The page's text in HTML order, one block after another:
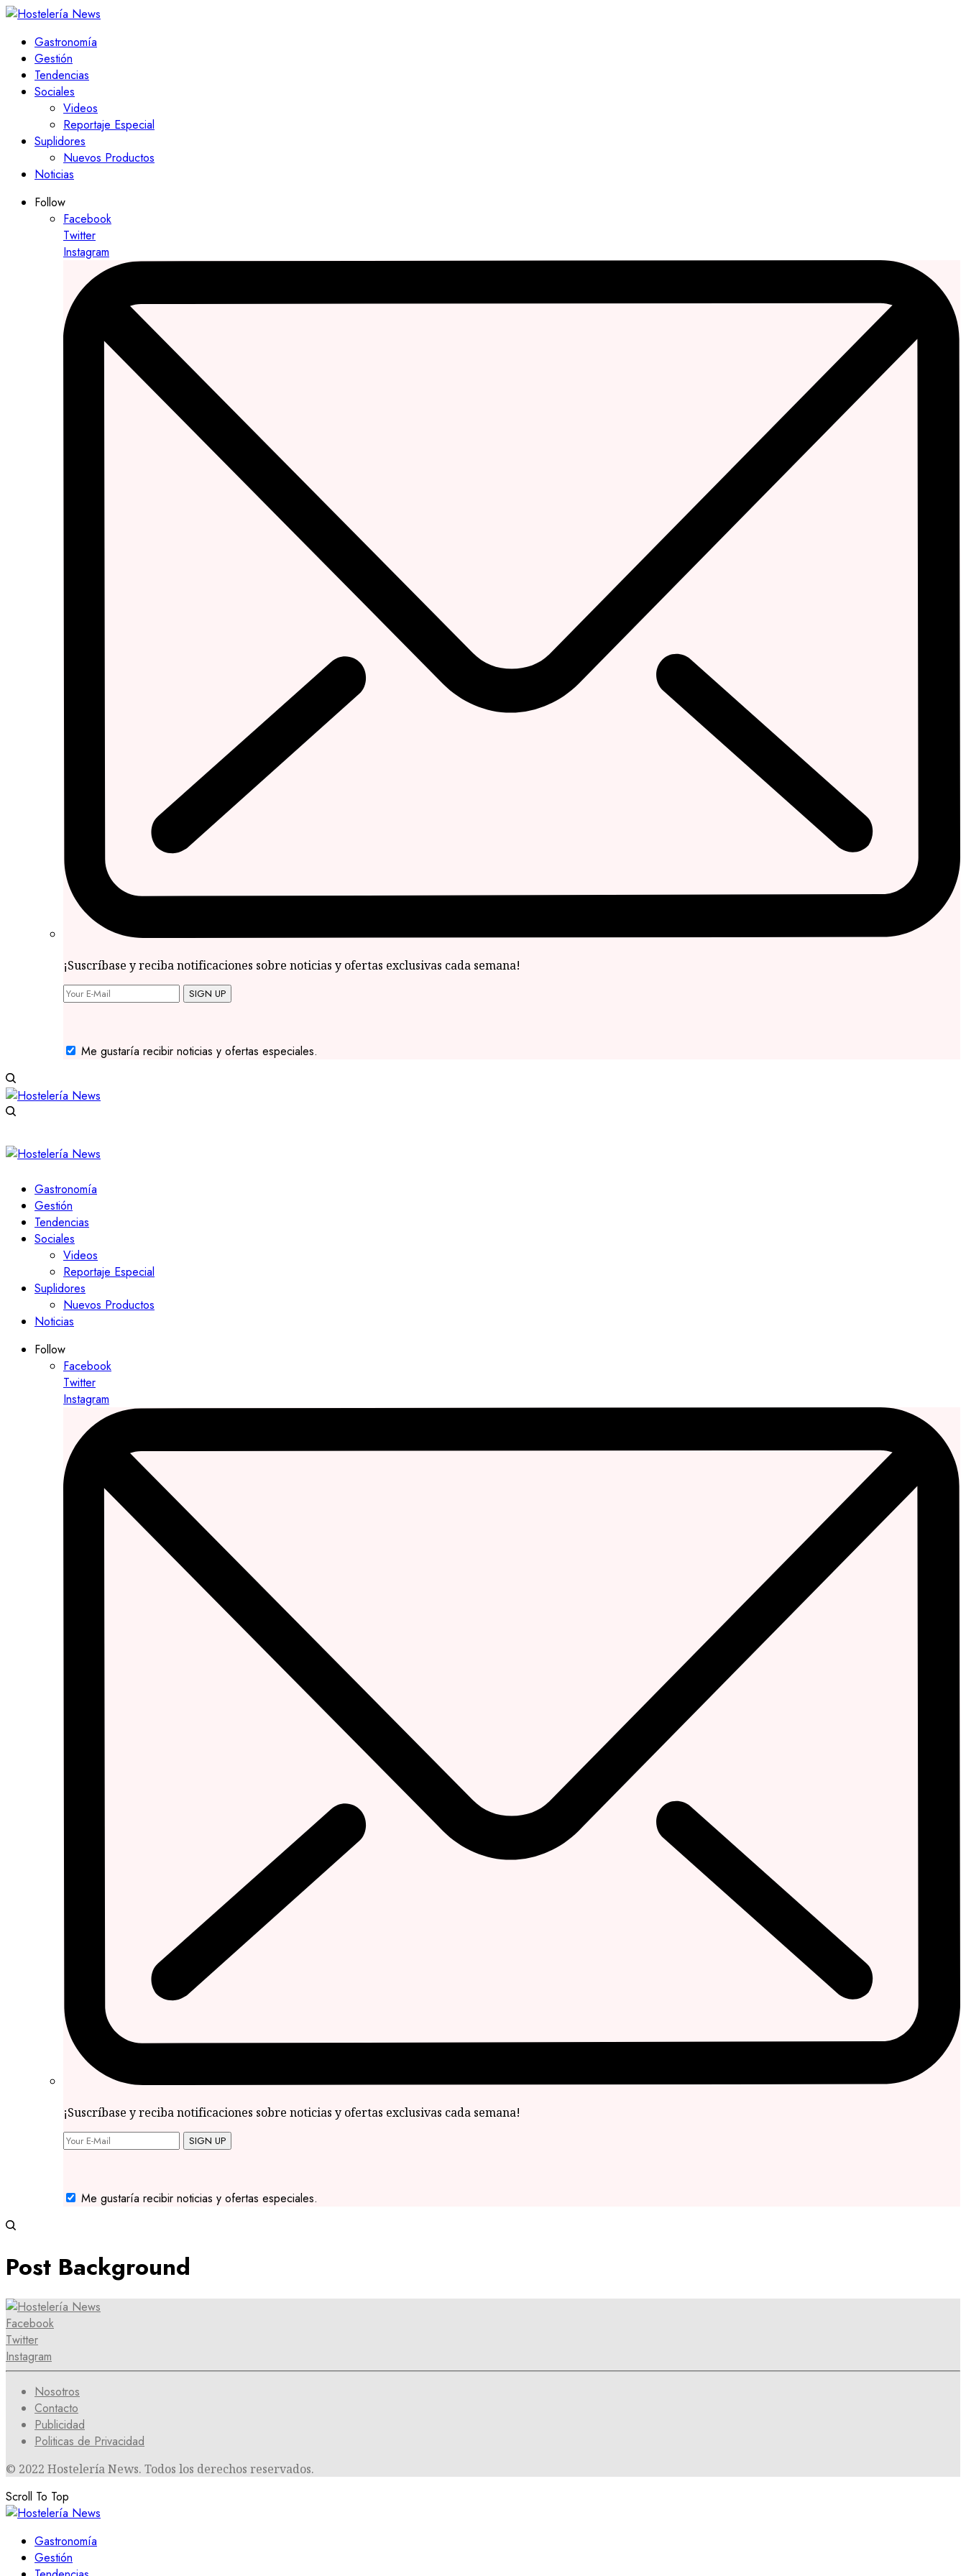
Gastronomía
Gestión
Tendencias
Sociales
Videos
Reportaje Especial
Suplidores
Nuevos Productos
Noticias
Follow
Facebook
Twitter
Instagram
¡Suscríbase y reciba notificaciones sobre noticias y ofertas exclusivas cada semana!
SIGN UP
Me gustaría recibir noticias y ofertas especiales.
Gastronomía
Gestión
Tendencias
Sociales
Videos
Reportaje Especial
Suplidores
Nuevos Productos
Noticias
Follow
Facebook
Twitter
Instagram
¡Suscríbase y reciba notificaciones sobre noticias y ofertas exclusivas cada semana!
SIGN UP
Me gustaría recibir noticias y ofertas especiales.
Post Background
Facebook
Twitter
Instagram
Nosotros
Contacto
Publicidad
Politicas de Privacidad
© 2022 Hostelería News. Todos los derechos reservados.
Scroll To Top
Gastronomía
Gestión